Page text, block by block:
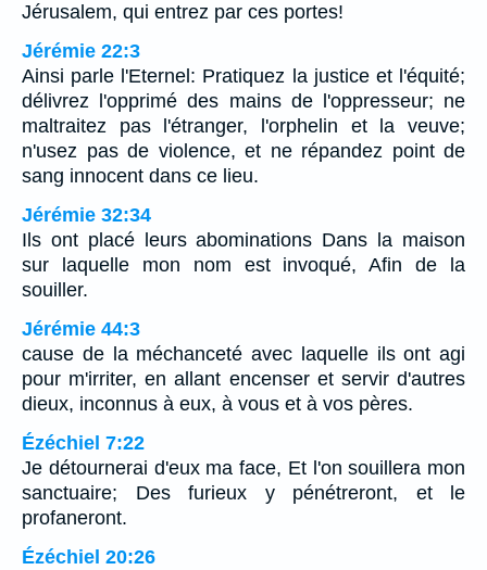
Jérusalem, qui entrez par ces portes!
Jérémie 22:3
Ainsi parle l'Eternel: Pratiquez la justice et l'équité;
délivrez l'opprimé des mains de l'oppresseur; ne
maltraitez pas l'étranger, l'orphelin et la veuve;
n'usez pas de violence, et ne répandez point de
sang innocent dans ce lieu.
Jérémie 32:34
Ils ont placé leurs abominations Dans la maison
sur laquelle mon nom est invoqué, Afin de la
souiller.
Jérémie 44:3
cause de la méchanceté avec laquelle ils ont agi
pour m'irriter, en allant encenser et servir d'autres
dieux, inconnus à eux, à vous et à vos pères.
Ézéchiel 7:22
Je détournerai d'eux ma face, Et l'on souillera mon
sanctuaire; Des furieux y pénétreront, et le
profaneront.
Ézéchiel 20:26